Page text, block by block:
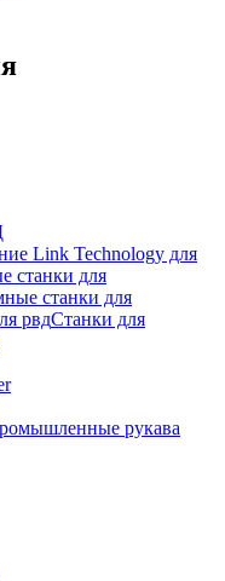
Link Technology для
станки для
станки для
рвдСтанки для
рукава